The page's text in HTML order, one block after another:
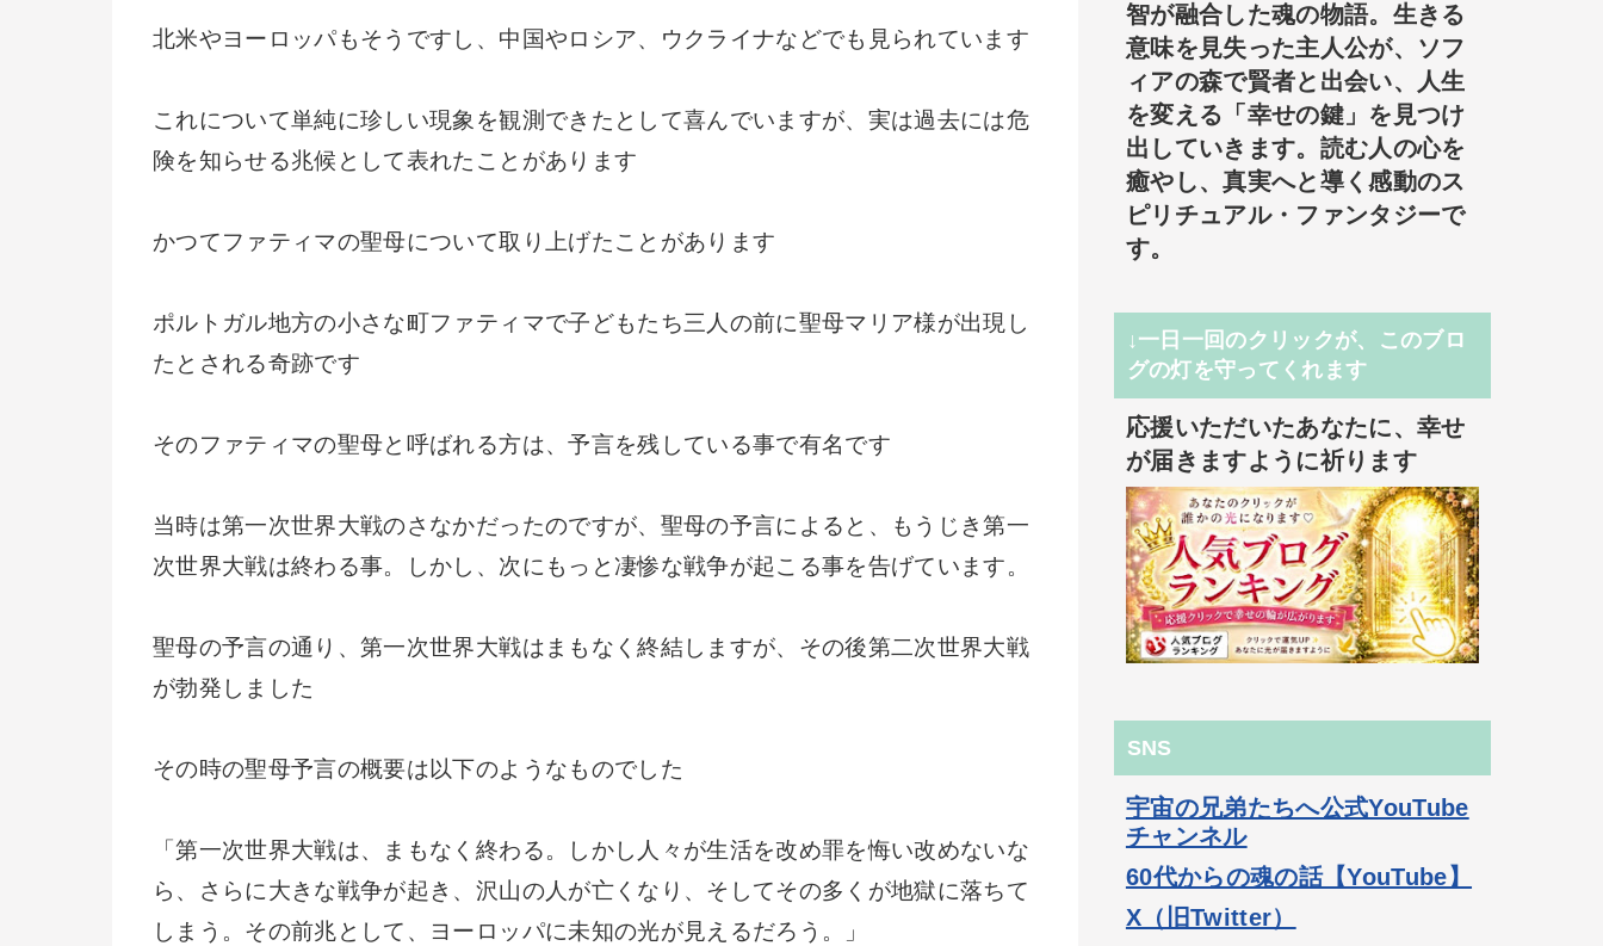
北米やヨーロッパもそうですし、中国やロシア、ウクライナなどでも見られています
これについて単純に珍しい現象を観測できたとして喜んでいますが、実は過去には危
険を知らせる兆候として表れたことがあります
かつてファティマの聖母について取り上げたことがあります
ポルトガル地方の小さな町ファティマで子どもたち三人の前に聖母マリア様が出現し
たとされる奇跡です
そのファティマの聖母と呼ばれる方は、予言を残している事で有名です
当時は第一次世界大戦のさなかだったのですが、聖母の予言によると、もうじき第一
次世界大戦は終わる事。しかし、次にもっと凄惨な戦争が起こる事を告げています。
聖母の予言の通り、第一次世界大戦はまもなく終結しますが、その後第二次世界大戦
が勃発しました
その時の聖母予言の概要は以下のようなものでした
「第一次世界大戦は、まもなく終わる。しかし人々が生活を改め罪を悔い改めないな
ら、さらに大きな戦争が起き、沢山の人が亡くなり、そしてその多くが地獄に落ちて
しまう。その前兆として、ヨーロッパに未知の光が見えるだろう。」
智が融合した魂の物語。生きる
意味を見失った主人公が、ソフ
ィアの森で賢者と出会い、人生
を変える「幸せの鍵」を見つけ
出していきます。読む人の心を
癒やし、真実へと導く感動のス
ピリチュアル・ファンタジーで
す。
↓一日一回のクリックが、このブロ
グの灯を守ってくれます
応援いただいたあなたに、幸せ
が届きますように祈ります
SNS
宇宙の兄弟たちへ公式YouTube
チャンネル
60代からの魂の話【YouTube】
X（旧Twitter）